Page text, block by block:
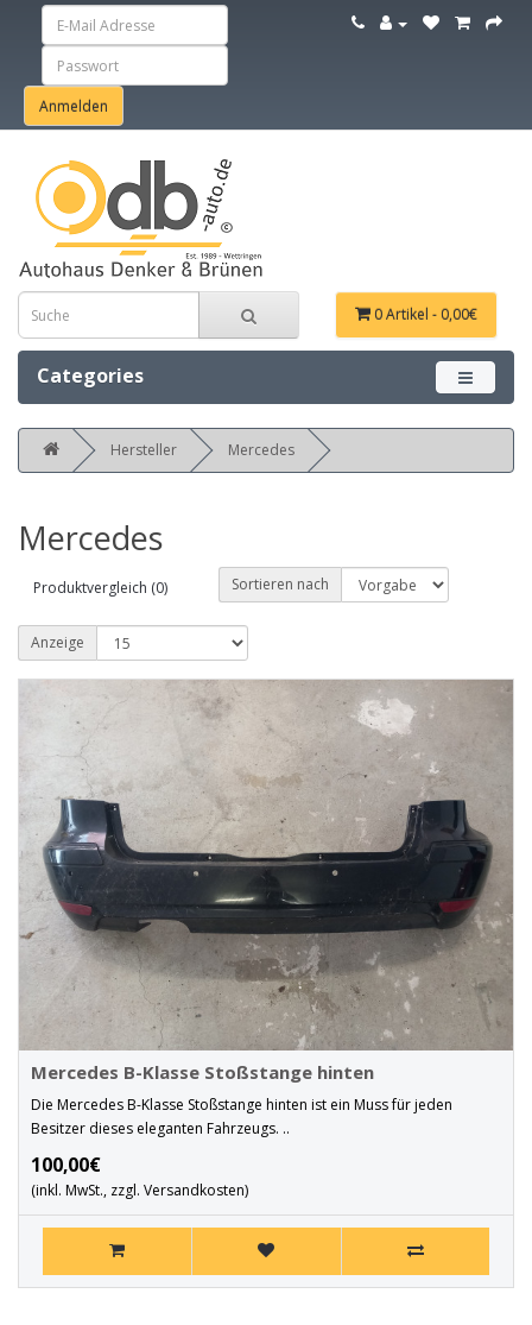
0 Artikel - 0,00€
Categories Menü
Hersteller Mercedes
Mercedes
Produktvergleich (0) Sortieren nach
Anzeige
Mercedes B-Klasse Stoßstange hinten
Die Mercedes B-Klasse Stoßstange hinten ist ein Muss für jeden
Besitzer dieses eleganten Fahrzeugs. ..
100,00€
(inkl. MwSt., zzgl. Versandkosten)